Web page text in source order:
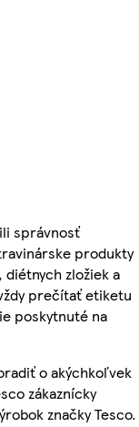
správnosť
produkty
diétnych zložiek a
prečítať etiketu
poskytnuté na
o akýchkoľvek
zákaznícky
značky Tesco.